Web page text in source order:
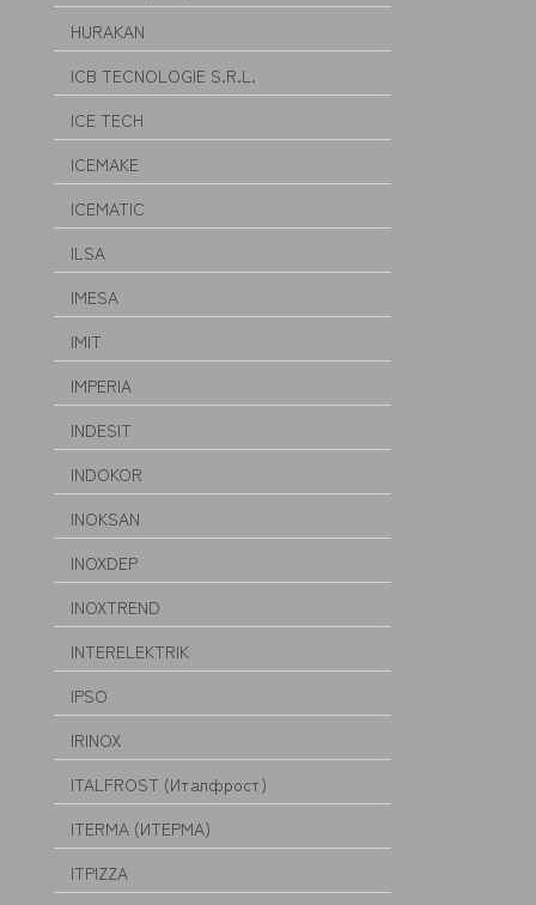
HURAKAN
ICB TECNOLOGIE S.R.L.
ICE TECH
ICEMAKE
ICEMATIC
ILSA
IMESA
IMIT
IMPERIA
INDESIT
INDOKOR
INOKSAN
INOXDEP
INOXTREND
INTERELEKTRIK
IPSO
IRINOX
ITALFROST (Италфрост)
ITERMA (ИТЕРМА)
ITPIZZA